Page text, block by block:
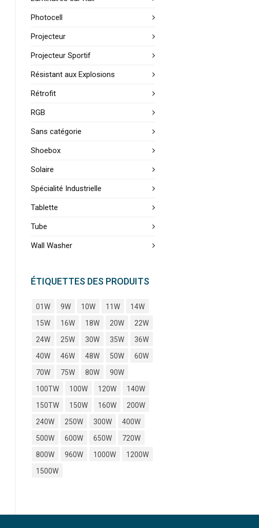
Photocell
Projecteur
Projecteur Sportif
Résistant aux Explosions
Rétrofit
RGB
Sans catégorie
Shoebox
Solaire
Spécialité Industrielle
Tablette
Tube
Wall Washer
ÉTIQUETTES DES PRODUITS
01W 9W 10W 11W
14W
15W
16W 18W 20W
22W
24W
25W 30W 35W
36W
40W
46W 48W 50W
60W
70W
75W 80W
90W
100TW
100W 120W
140W
150TW
150W 160W
200W
240W
250W 300W
400W
500W
600W 650W
720W
800W
960W 1000W
1200W
1500W